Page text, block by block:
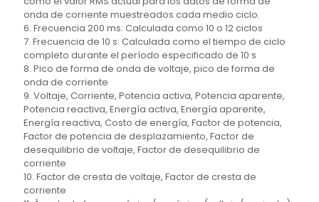
onda de corriente muestreados cada medio ciclo.
6. Frecuencia 200 ms: Calculada como 10 o 12 ciclos
7. Frecuencia de 10 s: Calculada como el tiempo de ciclo
completo durante el período especificado de 10 s
8. Pico de forma de onda de voltaje, pico de forma de
onda de corriente
9. Voltaje, Corriente, Potencia activa, Potencia aparente,
Potencia reactiva, Energía activa, Energía aparente,
Energía reactiva, Costo de energía, Factor de potencia,
Factor de potencia de desplazamiento, Factor de
desequilibrio de voltaje, Factor de desequilibrio de
corriente
10. Factor de cresta de voltaje, Factor de cresta de
corriente